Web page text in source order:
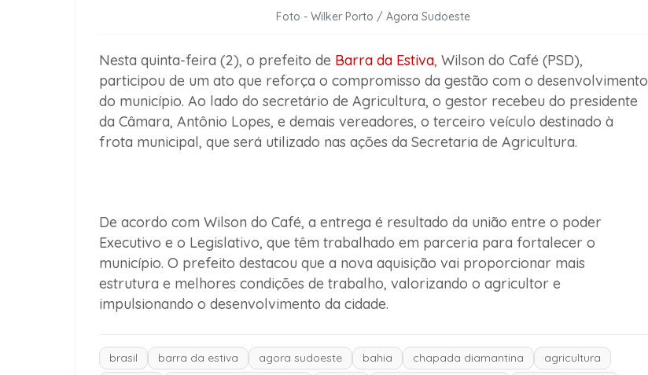
Foto - Wilker Porto / Agora Sudoeste
Nesta quinta-feira (2), o prefeito de Barra da Estiva, Wilson do Café (PSD),
participou de um ato que reforça o compromisso da gestão com o desenvolvimento
do município. Ao lado do secretário de Agricultura, o gestor recebeu do presidente
da Câmara, Antônio Lopes, e demais vereadores, o terceiro veículo destinado à
frota municipal, que será utilizado nas ações da Secretaria de Agricultura.
De acordo com Wilson do Café, a entrega é resultado da união entre o poder
Executivo e o Legislativo, que têm trabalhado em parceria para fortalecer o
município. O prefeito destacou que a nova aquisição vai proporcionar mais
estrutura e melhores condições de trabalho, valorizando o agricultor e
impulsionando o desenvolvimento da cidade.
brasil barra da estiva agora sudoeste bahia chapada diamantina
agricultura